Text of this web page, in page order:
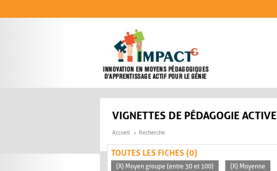
VIGNETTES DE PÉDAGOGIE ACTIVE
Accueil Recherche
TOUTES LES FICHES (0)
(X) Moyen groupe (entre 30 et 100) (X) Moyenne